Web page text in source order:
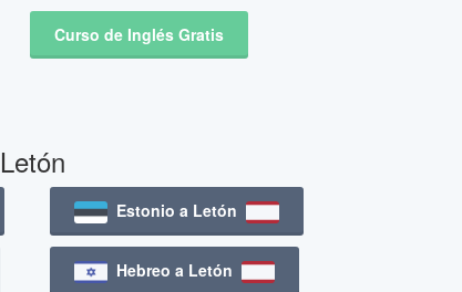
Curso de Inglés Gratis
Estonio a Letón
Hebreo a Letón